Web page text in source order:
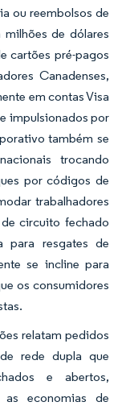
ou reembolsos de
de dólares
cartões pré-pagos
Canadenses,
em contas Visa
impulsionados por
também se
trocando
por códigos de
trabalhadores
circuito fechado
para resgates de
se incline para
os consumidores
relatam pedidos
rede dupla que
e abertos,
as economias de